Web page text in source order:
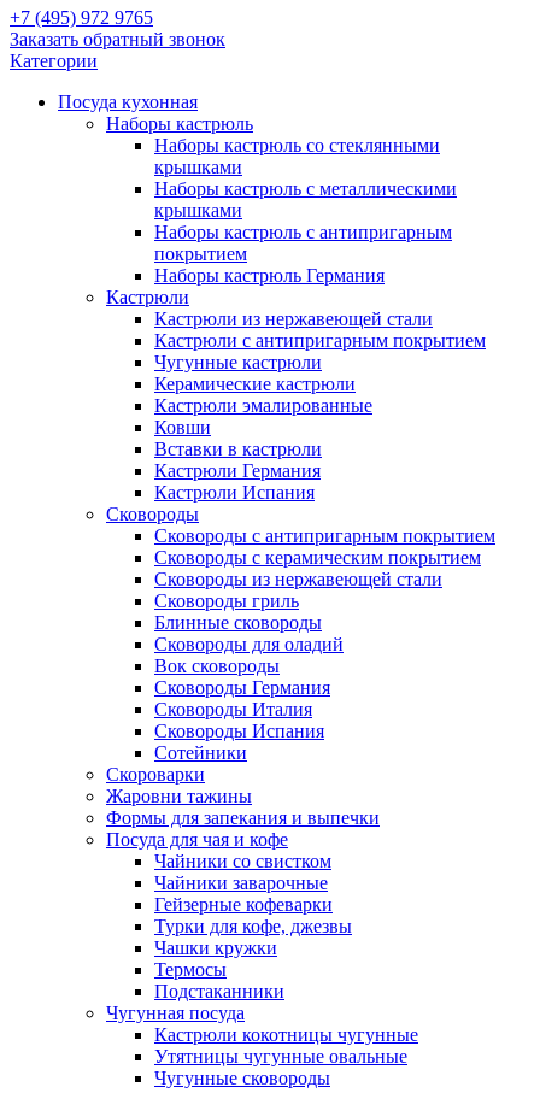
+7 (495) 972 9765
Заказать обратный звонок
Категории
Посуда кухонная
Наборы кастрюль
Наборы кастрюль со стеклянными
крышками
Наборы кастрюль с металлическими
крышками
Наборы кастрюль с антипригарным
покрытием
Наборы кастрюль Германия
Кастрюли
Кастрюли из нержавеющей стали
Кастрюли с антипригарным покрытием
Чугунные кастрюли
Керамические кастрюли
Кастрюли эмалированные
Ковши
Вставки в кастрюли
Кастрюли Германия
Кастрюли Испания
Сковороды
Сковороды с антипригарным покрытием
Сковороды с керамическим покрытием
Сковороды из нержавеющей стали
Сковороды гриль
Блинные сковороды
Сковороды для оладий
Вок сковороды
Сковороды Германия
Сковороды Италия
Сковороды Испания
Сотейники
Скороварки
Жаровни тажины
Формы для запекания и выпечки
Посуда для чая и кофе
Чайники со свистком
Чайники заварочные
Гейзерные кофеварки
Турки для кофе, джезвы
Чашки кружки
Термосы
Подстаканники
Чугунная посуда
Кастрюли кокотницы чугунные
Утятницы чугунные овальные
Чугунные сковороды